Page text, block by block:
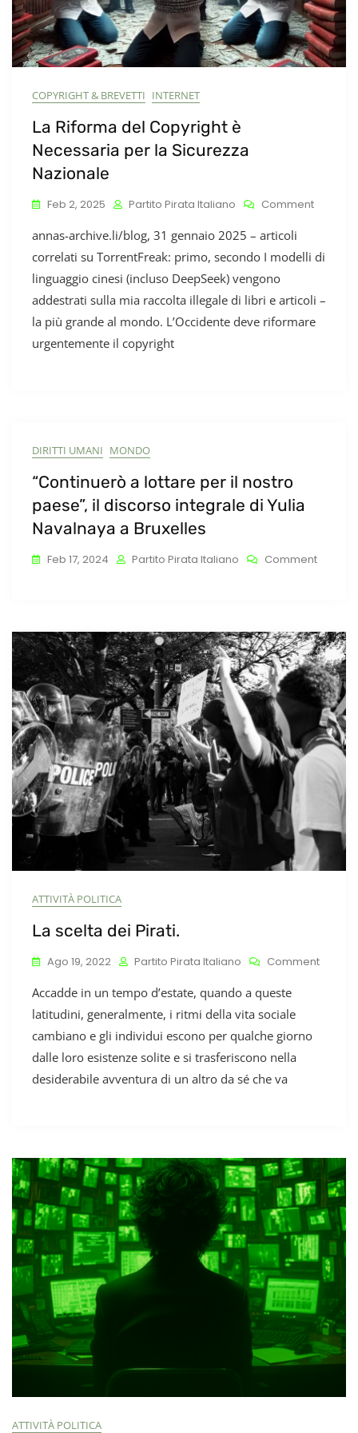
COPYRIGHT & BREVETTI INTERNET
La Riforma del Copyright è
Necessaria per la Sicurezza
Nazionale
Feb 2, 2025 Partito Pirata Italiano CommentOn
Del
La
annas-archive.li/blog, 31 gennaio 2025 – articoli
correlati su TorrentFreak: primo, secondo I modelli di
linguaggio cinesi (incluso DeepSeek) vengono
addestrati sulla mia raccolta illegale di libri e articoli –
la più grande al mondo. L’Occidente deve riformare
urgentemente il copyright
DIRITTI UMANI MONDO
“Continuerò a lottare per il nostro
paese”, il discorso integrale di Yulia
Navalnaya a Bruxelles
Feb 17, 2024 Partito Pirata Italiano CommentOn
Il
Nostro
Paese”,
Il
Di
Yulia
ATTIVITÀ POLITICA
La scelta dei Pirati.
Ago 19, 2022 Partito Pirata Italiano CommentOn
Accadde in un tempo d’estate, quando a queste
latitudini, generalmente, i ritmi della vita sociale
cambiano e gli individui escono per qualche giorno
dalle loro esistenze solite e si trasferiscono nella
desiderabile avventura di un altro da sé che va
ATTIVITÀ POLITICA